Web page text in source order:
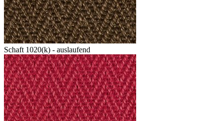
Schaft 1020(k) - auslaufend